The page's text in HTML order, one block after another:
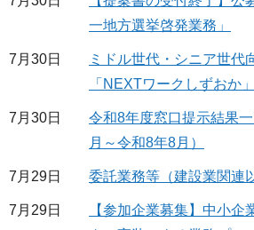
一地方選挙啓発業務」
7月30日
ミドル世代・シニア世代
「NEXTワークしずおか」
7月30日
令和8年度窓口提示結果
月～令和8年8月）
7月29日 委託業務等（建設業関連
7月29日
【参加企業募集】中小企